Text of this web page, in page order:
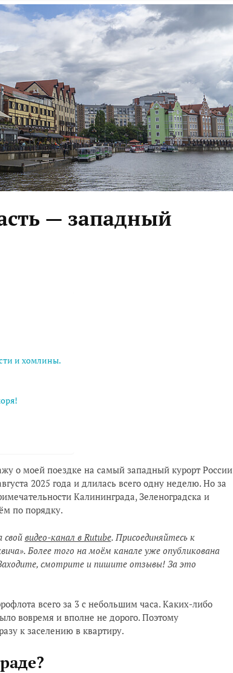
— западный
и хомлины.
о моей поездке на самый западный курорт России
2025 года и длилась всего одну неделю. Но за
Калининграда, Зеленоградска и
по порядку.
свой видео-канал в Rutube. Присоединяйтесь к
Более того на моём канале уже опубликована
смотрите и пишите отзывы! За это
всего за 3 с небольшим часа. Каких-либо
вовремя и вполне не дорого. Поэтому
к заселению в квартиру.